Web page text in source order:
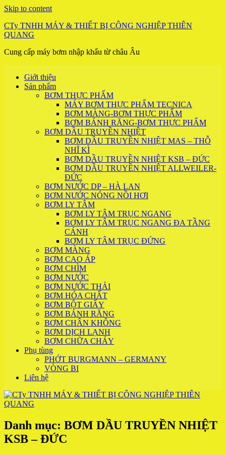
Skip to content
CTy TNHH MÁY & THIẾT BỊ CÔNG NGHIỆP THIÊN
QUANG
Cung cấp máy bơm nhập khẩu từ châu Âu
Giới thiệu
Sản phẩm
BƠM THỰC PHẨM
MÁY BƠM THỰC PHẨM TECNICA
BƠM MÀNG-BƠM THỰC PHẨM
BƠM BÁNH RĂNG-BƠM THỰC PHẨM
BƠM DẦU TRUYỀN NHIỆT
BƠM DẦU TRUYỀN NHIỆT MAS – THỖ
NHĨ KÌ
BƠM DẦU TRUYỀN NHIỆT KSB – ĐỨC
BƠM DẦU TRUYỀN NHIỆT ALLWEILER-
ĐỨC
BƠM NƯỚC DP – HÀ LAN
BƠM NƯỚC NÓNG NỒI HƠI
BƠM LY TÂM
BƠM LY TÂM TRỤC NGANG
BƠM LY TÂM TRỤC NGANG ĐA TẦNG
CÁNH
BƠM LY TÂM TRỤC ĐỨNG
BƠM MÀNG
BƠM CAO ÁP
BƠM CHÌM
BƠM NƯỚC
BƠM NƯỚC THẢI
BƠM HÓA CHẤT
BƠM BỘT GIẤY
BƠM BÁNH RĂNG
BƠM CHÂN KHÔNG
BƠM DỊCH LẠNH
BƠM CHỮA CHÁY
Phụ tùng
PHỚT BURGMANN – GERMANY
VÒNG BI
Liên hệ
Danh mục: BƠM DẦU TRUYỀN NHIỆT
KSB – ĐỨC